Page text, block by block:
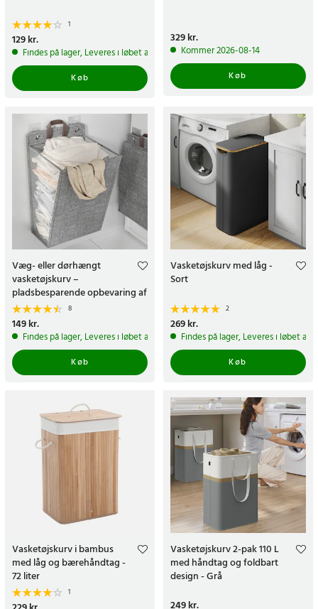
1
Pris:129 kr.
129 kr.
Findes på lager, Leveres i løbet af 1-2 hverdage
Køb
Pris:329 kr.
329 kr.
Kommer 2026-08-14
Køb
Væg- eller dørhængt
vasketøjskurv –
pladsbesparende opbevaring af
vasketøj
8
Pris:149 kr.
149 kr.
Findes på lager, Leveres i løbet af 1-2 hverdage
Køb
Vasketøjskurv med låg -
Sort
2
Pris:269 kr.
269 kr.
Findes på lager, Leveres i løbet af
Køb
Vasketøjskurv i bambus
med låg og bærehåndtag -
72 liter
1
Vasketøjskurv 2-pak 110 L
med håndtag og foldbart
design - Grå